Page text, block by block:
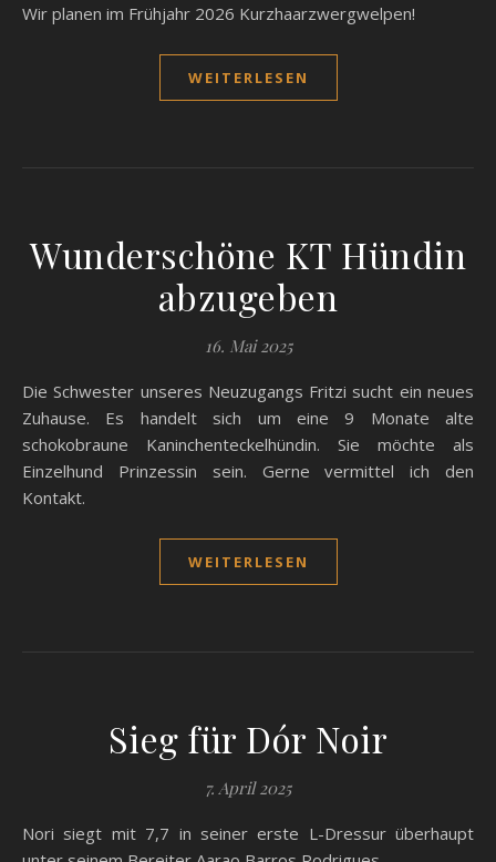
Wir planen im Frühjahr 2026 Kurzhaarzwergwelpen!
WEITERLESEN
Wunderschöne KT Hündin
abzugeben
16. Mai 2025
Die Schwester unseres Neuzugangs Fritzi sucht ein neues
Zuhause. Es handelt sich um eine 9 Monate alte
schokobraune Kaninchenteckelhündin. Sie möchte als
Einzelhund Prinzessin sein. Gerne vermittel ich den
Kontakt.
WEITERLESEN
Sieg für Dór Noir
7. April 2025
Nori siegt mit 7,7 in seiner erste L-Dressur überhaupt